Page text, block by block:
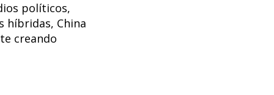
políticos,
híbridas, China
creando